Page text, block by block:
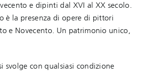
e dipinti dal XVI al XX secolo.
è la presenza di opere di pittori
e Novecento. Un patrimonio unico,
svolge con qualsiasi condizione